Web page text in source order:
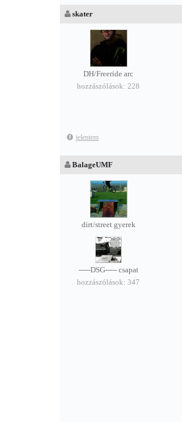
skater
DH/Freeride arc
hozzászólások: 228
jelentem
BalageUMF
dirt/street gyerek
-----DSG----- csapat
hozzászólások: 347